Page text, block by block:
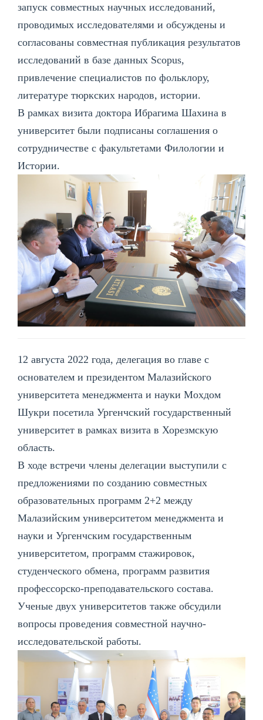
запуск совместных научных исследований,
проводимых исследователями и обсуждены и
согласованы совместная публикация результатов
исследований в базе данных Scopus,
привлечение специалистов по фольклору,
литературе тюркских народов, истории.
В рамках визита доктора Ибрагима Шахина в
университет были подписаны соглашения о
сотрудничестве с факультетами Филологии и
Истории.
12 августа 2022 года, делегация во главе с
основателем и президентом Малазийского
университета менеджмента и науки Мохдом
Шукри посетила Ургенчский государственный
университет в рамках визита в Хорезмскую
область.
В ходе встречи члены делегации выступили с
предложениями по созданию совместных
образовательных программ 2+2 между
Малазийским университетом менеджмента и
науки и Ургенчским государственным
университетом, программ стажировок,
студенческого обмена, программ развития
профессорско-преподавательского состава.
Ученые двух университетов также обсудили
вопросы проведения совместной научно-
исследовательской работы.